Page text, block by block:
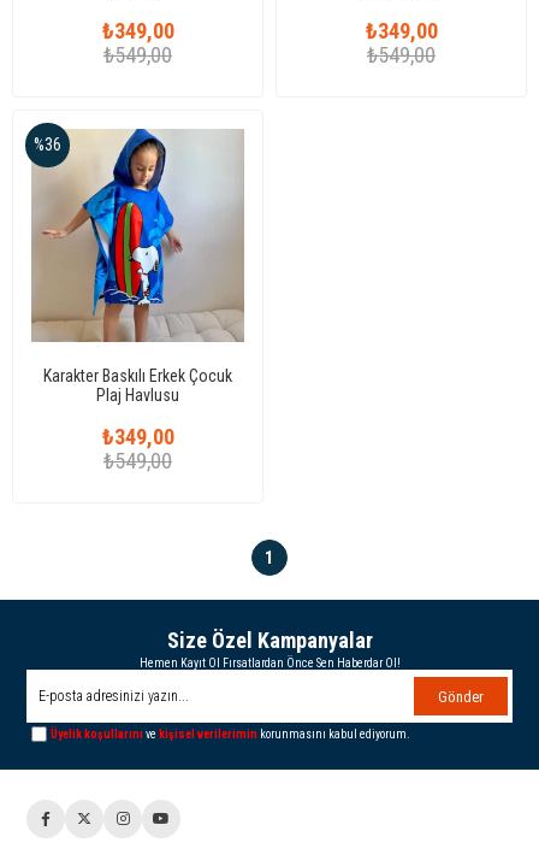
₺349,00
₺549,00
₺349,00
₺549,00
Karakter Baskılı Erkek Çocuk
Plaj Havlusu
₺349,00
₺549,00
%36
1
Size Özel Kampanyalar
Hemen Kayıt Ol Fırsatlardan Önce Sen Haberdar Ol!
Gönder
Üyelik koşullarınıve kişisel verilerimin korunmasını kabul ediyorum.